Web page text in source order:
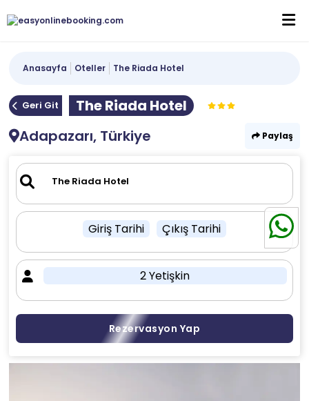
Anasayfa Oteller The Riada Hotel
Geri Git
The Riada Hotel
Adapazarı, Türkiye
Paylaş
Giriş Tarihi Çıkış Tarihi
2 Yetişkin
Rezervasyon Yap